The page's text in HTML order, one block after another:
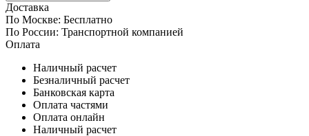
Доставка
По Москве: Бесплатно
По России: Транспортной компанией
Оплата
Наличный расчет
Безналичный расчет
Банковская карта
Оплата частями
Оплата онлайн
Наличный расчет